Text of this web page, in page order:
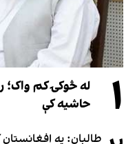
۱
له څوکۍ کم واک؛
حاشیه کې
طالبان: په